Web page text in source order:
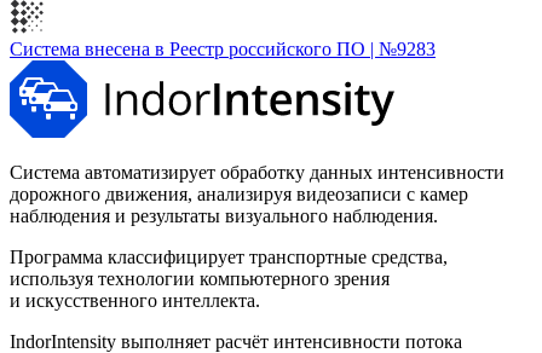
Система внесена в Реестр российского ПО | №9283
Система автоматизирует обработку данных интенсивности
дорожного движения, анализируя видеозаписи с камер
наблюдения и результаты визуального наблюдения.
Программа классифицирует транспортные средства,
используя технологии компьютерного зрения
и искусственного интеллекта.
IndorIntensity выполняет расчёт интенсивности потока